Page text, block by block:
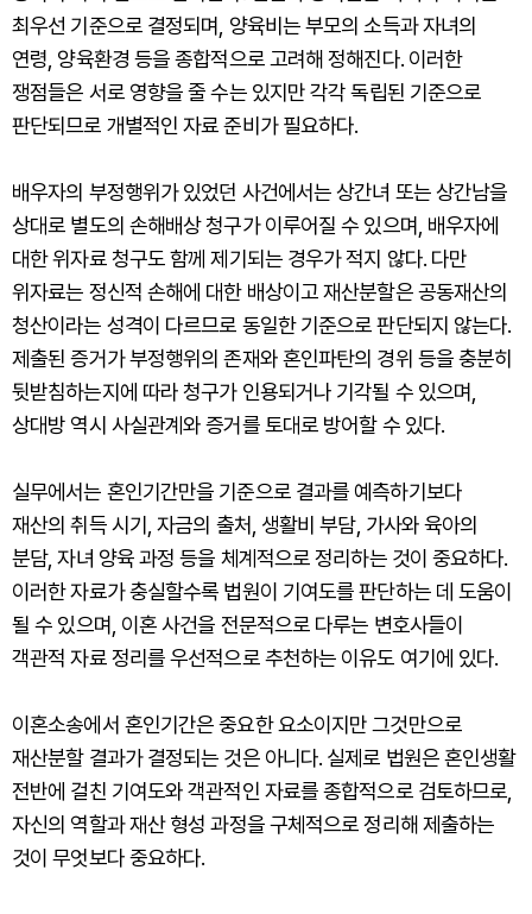
최우선 기준으로 결정되며, 양육비는 부모의 소득과 자녀의
연령, 양육환경 등을 종합적으로 고려해 정해진다. 이러한
쟁점들은 서로 영향을 줄 수는 있지만 각각 독립된 기준으로
판단되므로 개별적인 자료 준비가 필요하다.
배우자의 부정행위가 있었던 사건에서는 상간녀 또는 상간남을
상대로 별도의 손해배상 청구가 이루어질 수 있으며, 배우자에
대한 위자료 청구도 함께 제기되는 경우가 적지 않다. 다만
위자료는 정신적 손해에 대한 배상이고 재산분할은 공동재산의
청산이라는 성격이 다르므로 동일한 기준으로 판단되지 않는다.
제출된 증거가 부정행위의 존재와 혼인파탄의 경위 등을 충분히
뒷받침하는지에 따라 청구가 인용되거나 기각될 수 있으며,
상대방 역시 사실관계와 증거를 토대로 방어할 수 있다.
실무에서는 혼인기간만을 기준으로 결과를 예측하기보다
재산의 취득 시기, 자금의 출처, 생활비 부담, 가사와 육아의
분담, 자녀 양육 과정 등을 체계적으로 정리하는 것이 중요하다.
이러한 자료가 충실할수록 법원이 기여도를 판단하는 데 도움이
될 수 있으며, 이혼 사건을 전문적으로 다루는 변호사들이
객관적 자료 정리를 우선적으로 추천하는 이유도 여기에 있다.
이혼소송에서 혼인기간은 중요한 요소이지만 그것만으로
재산분할 결과가 결정되는 것은 아니다. 실제로 법원은 혼인생활
전반에 걸친 기여도와 객관적인 자료를 종합적으로 검토하므로,
자신의 역할과 재산 형성 과정을 구체적으로 정리해 제출하는
것이 무엇보다 중요하다.